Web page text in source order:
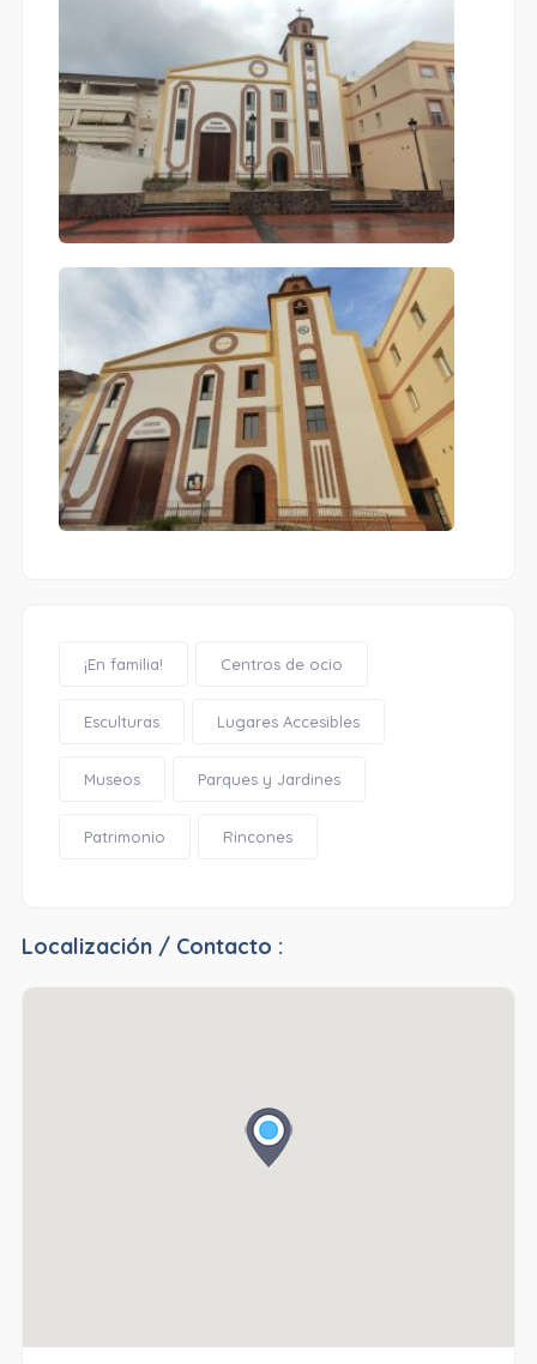
¡En familia! Centros de ocio
Esculturas Lugares Accesibles
Museos Parques y Jardines
Patrimonio Rincones
Localización / Contacto :